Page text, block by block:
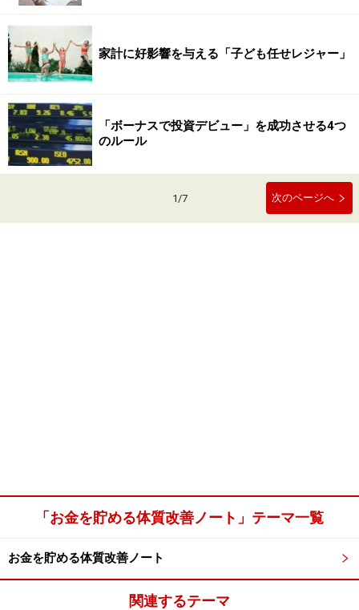
家計に好影響を与える「子ども任せレジャー」
「ボーナスで投資デビュー」を成功させる4つ
のルール
1/7 次のページへ
「お金を貯める体質改善ノート」テーマ一覧
お金を貯める体質改善ノート
関連するテーマ